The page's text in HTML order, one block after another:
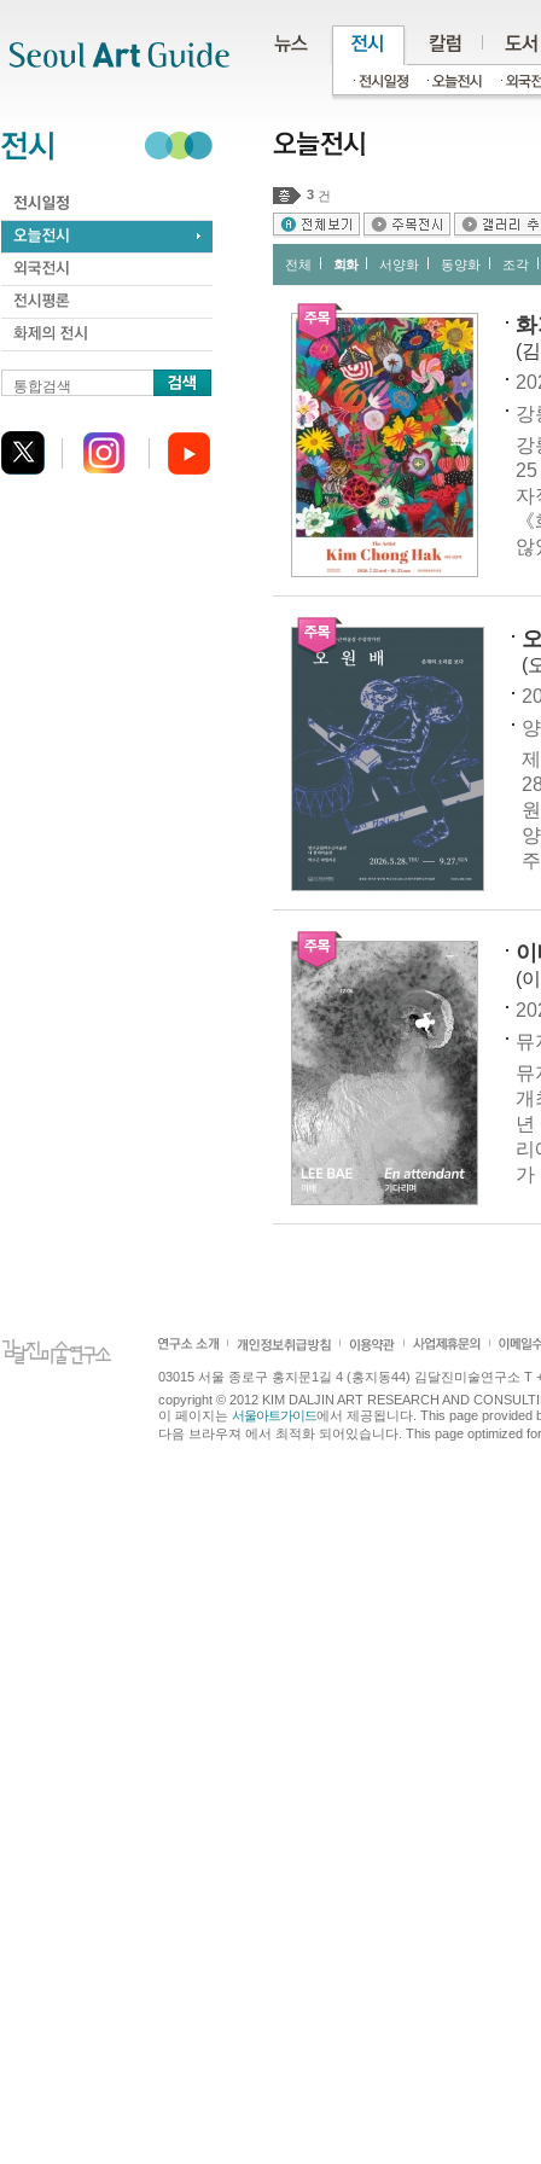
통합검색
3 건
전체 회화 서양화 동양화 조각
(
강
강
자
않
(
(
뮤
뮤
개
년
리
가
03015 서울 종로구 홍지문1길 4 (홍지동44) 김달진미술연구소 T
copyright © 2012 KIM DALJIN ART RESEARCH AND
이 페이지는 서울아트가이드에서 제공됩니다. This page provided
다음 브라우져 에서 최적화 되어있습니다. This page optimized